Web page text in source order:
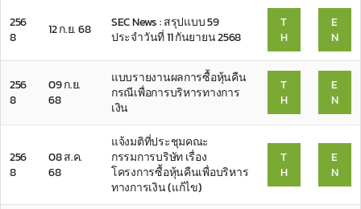
256
8
12 ก.ย. 68
SEC News : สรุปแบบ 59
ประจำวันที่ 11 กันยายน 2568
T
H
E
N
256
8
09 ก.ย.
68
แบบรายงานผลการซื้อหุ้นคืน
กรณีเพื่อการบริหารทางการ
เงิน
T
H
E
N
256
8
08 ส.ค.
68
แจ้งมติที่ประชุมคณะ
กรรมการบริษัท เรื่อง
โครงการซื้อหุ้นคืนเพื่อบริหาร
ทางการเงิน (แก้ไข)
T
H
E
N